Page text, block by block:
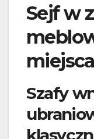
Sejf w
Szafy